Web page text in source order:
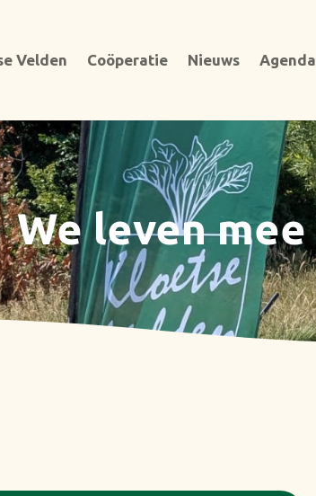
Velden Coöperatie Nieuws Agenda
We leven mee